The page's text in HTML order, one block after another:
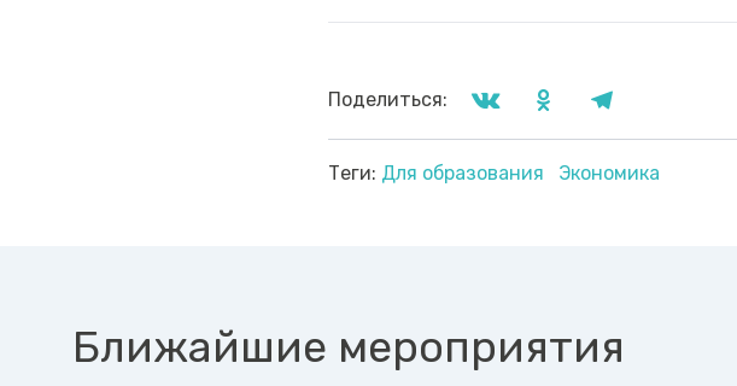
Поделиться:
Теги: Для образования Экономика
Ближайшие мероприятия